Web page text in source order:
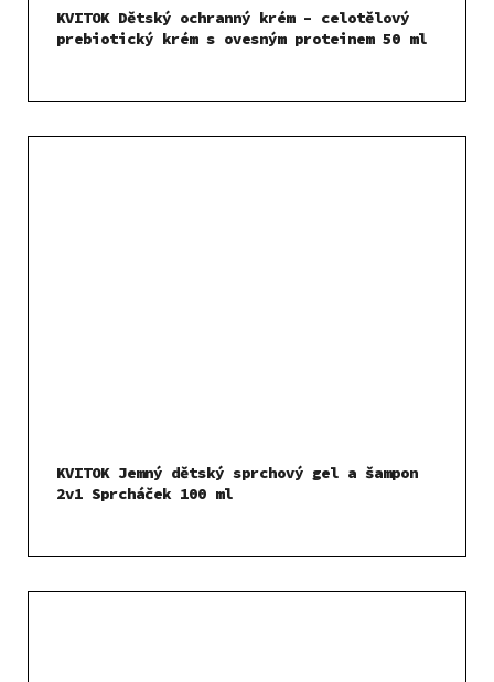
KVITOK Dětský ochranný krém – celotělový
prebiotický krém s ovesným proteinem 50 ml
KVITOK Jemný dětský sprchový gel a šampon
2v1 Sprcháček 100 ml